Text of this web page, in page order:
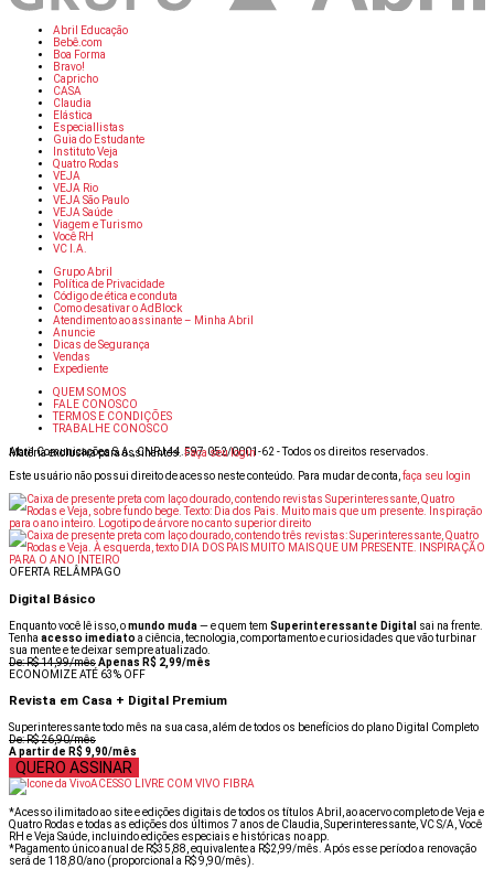
Abril Educação
Bebê.com
Boa Forma
Bravo!
Capricho
CASA
Claudia
Elástica
Especiallistas
Guia do Estudante
Instituto Veja
Quatro Rodas
VEJA
VEJA Rio
VEJA São Paulo
VEJA Saúde
Viagem e Turismo
Você RH
VC I.A.
Grupo Abril
Política de Privacidade
Código de ética e conduta
Como desativar o AdBlock
Atendimento ao assinante – Minha Abril
Anuncie
Dicas de Segurança
Vendas
Expediente
QUEM SOMOS
FALE CONOSCO
TERMOS E CONDIÇÕES
TRABALHE CONOSCO
Abril Comunicações S.A., CNPJ 44.597.052/0001-62 - Todos os direitos reservados.
Matéria exclusiva para assinantes.Faça seu login
Este usuário não possui direito de acesso neste conteúdo. Para mudar de conta,faça seu login
OFERTA RELÂMPAGO
Digital Básico
Enquanto você lê isso, omundo muda— e quem tem Superinteressante Digital sai na frente.
Tenha acesso imediato a ciência, tecnologia, comportamento e curiosidades que vão turbinar
sua mente e te deixar sempre atualizado.
De: R$ 14,99/mêsApenas R$ 2,99/mês
ECONOMIZE ATÉ 63% OFF
Revista em Casa + Digital Premium
Superinteressante todo mês na sua casa, além de todos os benefícios do plano Digital Completo
De: R$ 26,90/mês
A partir de R$ 9,90/mês
QUERO ASSINAR
ACESSO LIVRE COM VIVO FIBRA
*Acesso ilimitado ao site e edições digitais de todos os títulos Abril, ao acervo completo de Veja e
Quatro Rodas e todas as edições dos últimos 7 anos de Claudia, Superinteressante, VC S/A, Você
RH e Veja Saúde, incluindo edições especiais e históricas no app.
*Pagamento único anual de R$35,88, equivalente a R$2,99/mês. Após esse período a renovação
será de 118,80/ano (proporcional a R$ 9,90/mês).